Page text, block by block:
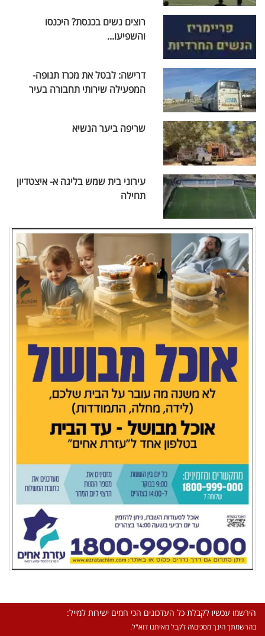
רוצים נשים בכנסת? היכנסו
והשפיעו...
דרישה: לבטל את מכרז תנופה-
המפעילה שירותי תחבורה בעיר
שריפה ביער הנשיא
עירוני בית שמש בליגה א- איצטדיון
תחילה
הירשמו עכשיו לקבלת כל העדכונים הכי חמים ישירות למייל:
בהרשמתך הינך מסכים\ה לקבל מאיתנו דוא"ל.